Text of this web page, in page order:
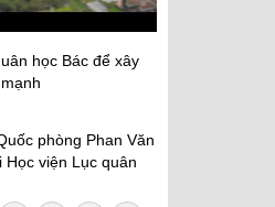
học Bác để xây
phòng Phan Văn
Học viện Lục quân